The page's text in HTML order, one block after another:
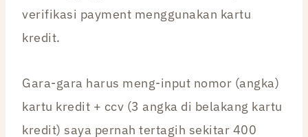
verifikasi payment menggunakan kartu
kredit.
Gara-gara harus meng-input nomor (angka)
kartu kredit + ccv (3 angka di belakang kartu
kredit) saya pernah tertagih sekitar 400